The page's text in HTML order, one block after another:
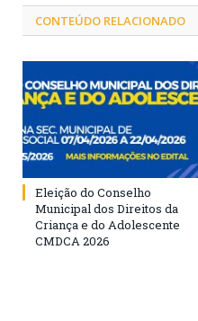
CONTEÚDO RELACIONADO
Eleição do Conselho
Municipal dos Direitos da
Criança e do Adolescente
CMDCA 2026